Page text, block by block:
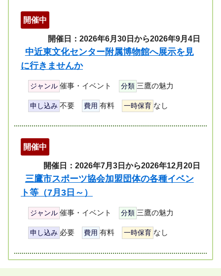
開催中
開催日：2026年6月30日から2026年9月4日
中近東文化センター附属博物館へ展示を見
に行きませんか
ジャンル 催事・イベント 分類 三鷹の魅力
申し込み 不要 費用 有料 一時保育 なし
開催中
開催日：2026年7月3日から2026年12月20日
三鷹市スポーツ協会加盟団体の各種イベン
ト等（7月3日～）
ジャンル 催事・イベント 分類 三鷹の魅力
申し込み 必要 費用 有料 一時保育 なし